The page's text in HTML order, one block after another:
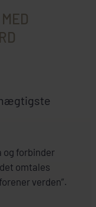
og forbinder
omtales
verden”.